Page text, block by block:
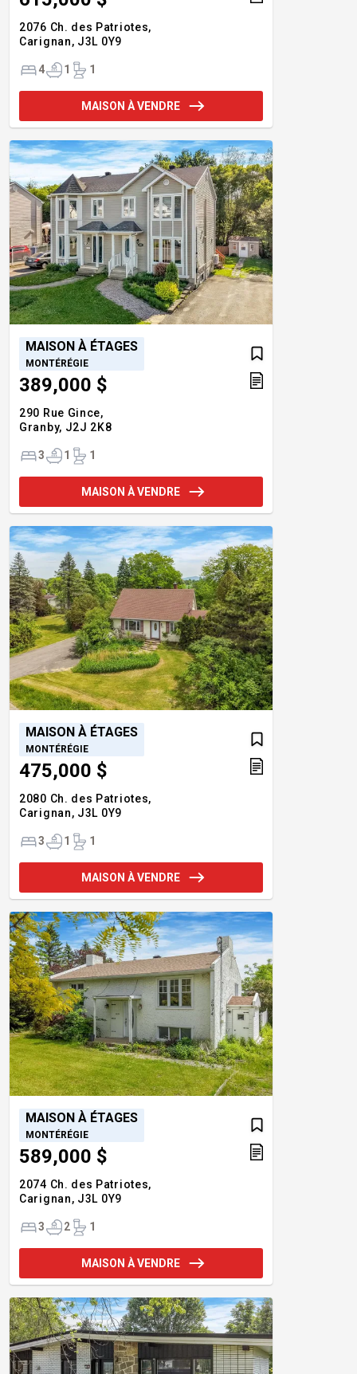
2076 Ch. des Patriotes,
Carignan, J3L 0Y9
4 1 1
MAISON À VENDRE
MAISON À ÉTAGES
MONTÉRÉGIE
389,000 $
290 Rue Gince,
Granby, J2J 2K8
3 1 1
MAISON À VENDRE
MAISON À ÉTAGES
MONTÉRÉGIE
475,000 $
2080 Ch. des Patriotes,
Carignan, J3L 0Y9
3 1 1
MAISON À VENDRE
MAISON À ÉTAGES
MONTÉRÉGIE
589,000 $
2074 Ch. des Patriotes,
Carignan, J3L 0Y9
3 2 1
MAISON À VENDRE